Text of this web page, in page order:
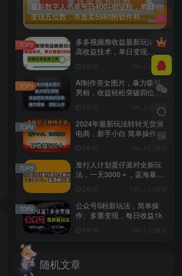
2024年最新玩法转转无货源电商，新手小白 简单操作，长期稳定 日收入500＋
最新数字人书单号日400+创业粉，单日
变现五位数，市面卖5980附软件和...
多多视频撸收益最新玩法，
高收益技术，单日变现
2000+，附赠全套技术资料
2年前 1W+人已阅读
TOP2
AI制作美女图片，暴力吸引
男粉，收益轻松突破四位
2年前 1W+人已阅读
TOP3
2024年最新玩法转转无货源
电商，新手小白 简单操作，
2年前 1W+人已阅读
TOP4
发行人计划蛋仔派对全新玩
法，一天3000＋，蓝海暴力
2年前 1W+人已阅读
TOP5
公众号S粉新玩法，简单操
作、多重变现，每日收益1k
2年前 1W+人已阅读
TOP6
随机文章